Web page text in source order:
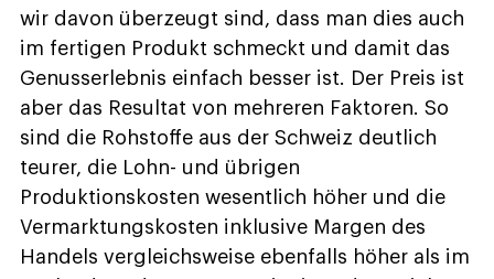
wir davon überzeugt sind, dass man dies auch
im fertigen Produkt schmeckt und damit das
Genusserlebnis einfach besser ist. Der Preis ist
aber das Resultat von mehreren Faktoren. So
sind die Rohstoffe aus der Schweiz deutlich
teurer, die Lohn- und übrigen
Produktionskosten wesentlich höher und die
Vermarktungskosten inklusive Margen des
Handels vergleichsweise ebenfalls höher als im